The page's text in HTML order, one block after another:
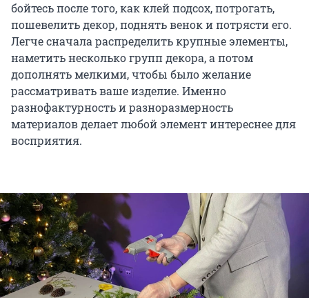
бойтесь после того, как клей подсох, потрогать,
пошевелить декор, поднять венок и потрясти его.
Легче сначала распределить крупные элементы,
наметить несколько групп декора, а потом
дополнять мелкими, чтобы было желание
рассматривать ваше изделие. Именно
разнофактурность и разноразмерность
материалов делает любой элемент интереснее для
восприятия.